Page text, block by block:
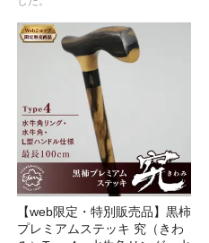
【web限定・特別販売品】黒柿
プレミアムステッキ 究（きわ